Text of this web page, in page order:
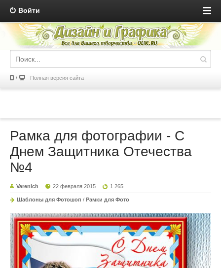
Войти
Полная версия сайта
Рамка для фотографии - С
Днем Защитника Отечества
№4
Varenich 22 февраля 2015 1 265
Шаблоны для Фотошоп / Рамки для Фото